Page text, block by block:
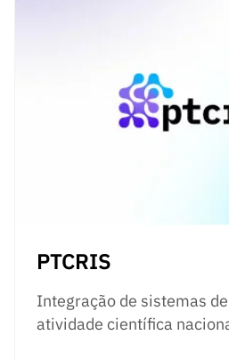
PTCRIS
Integração de sistemas
atividade científica